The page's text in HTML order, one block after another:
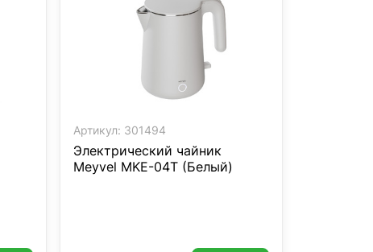
Артикул: 301494
Электрический чайник
Meyvel MKE-04T (Белый)